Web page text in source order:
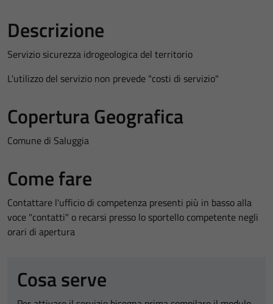
Descrizione
Servizio sicurezza idrogeologica del territorio
L'utilizzo del servizio non prevede "costi di servizio"
Copertura Geografica
Comune di Saluggia
Come fare
Contattare l'ufficio di competenza presenti più in basso alla
voce "contatti" o recarsi presso lo sportello competente negli
orari di apertura
Cosa serve